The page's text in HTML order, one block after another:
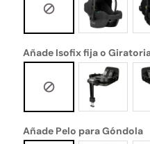
Añade Isofix fija o
Añade Pelo para Góndola